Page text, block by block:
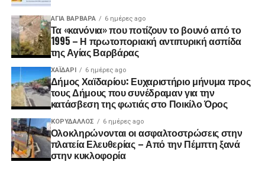
ΑΓΙΑ ΒΑΡΒΑΡΑ 6 ημέρες ago
Τα «κανόνια» που ποτίζουν το βουνό από το
1995 – Η πρωτοποριακή αντιπυρική ασπίδα
της Αγίας Βαρβάρας
ΧΑΪΔΑΡΙ 6 ημέρες ago
Δήμος Χαϊδαρίου: Ευχαριστήριο μήνυμα προς
τους Δήμους που συνέδραμαν για την
κατάσβεση της φωτιάς στο Ποικίλο Όρος
ΚΟΡΥΔΑΛΛΟΣ 6 ημέρες ago
Ολοκληρώνονται οι ασφαλτοστρώσεις στην
πλατεία Ελευθερίας – Από την Πέμπτη ξανά
στην κυκλοφορία